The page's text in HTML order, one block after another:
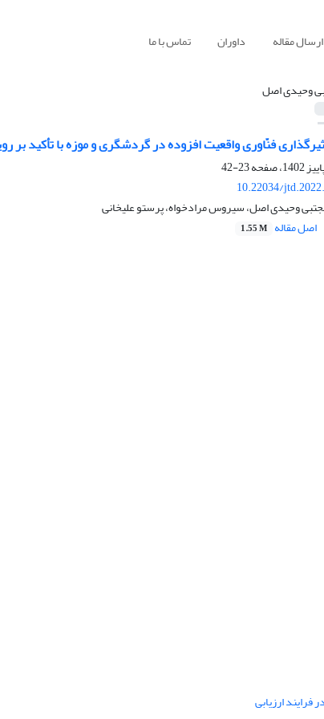
ارسال مقاله داوران تماس با ما
وحیدی اصل
فنّاوری واقعیت افزوده در گردشگری و موزه با تأکید بر
23-42
10.22034/
وحیدی اصل، سیروس مرادخواه، پرستو علیخانی
اصل مقاله 1.55 M
ارزیابی